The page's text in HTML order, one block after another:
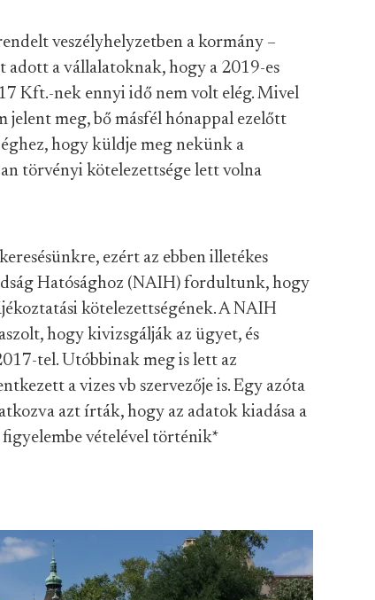
veszélyhelyzetben a kormány –
adott a vállalatoknak, hogy a 2019-es
Kft.-nek ennyi idő nem volt elég. Mivel
jelent meg, bő másfél hónappal ezelőtt
hogy küldje meg nekünk a
törvényi kötelezettsége lett volna
ezért az ebben illetékes
Hatósághoz (NAIH) fordultunk, hogy
kötelezettségének. A NAIH
hogy kivizsgálják az ügyet, és
tel. Utóbbinak meg is lett az
a vizes vb szervezője is. Egy azóta
azt írták, hogy az adatok kiadása a
vételével történik*